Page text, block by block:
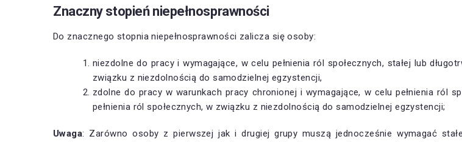
Znaczny stopień niepełnosprawności
Do znacznego stopnia niepełnosprawności zalicza się osoby:
niezdolne do pracy i wymagające, w celu pełnienia ról społecznych, stałej lub
związku z niezdolnością do samodzielnej egzystencji,
zdolne do pracy w warunkach pracy chronionej i wymagające, w celu pełnienia ról
pełnienia ról społecznych, w związku z niezdolnością do samodzielnej egzystencji;
Uwaga: Zarówno osoby z pierwszej jak i drugiej grupy muszą jednocześnie wymagać